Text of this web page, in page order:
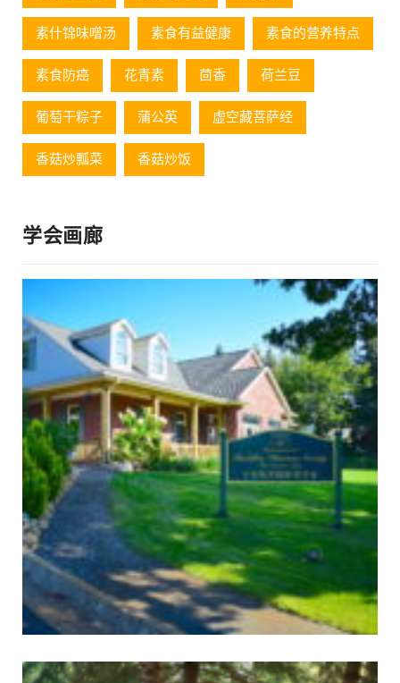
素什锦味噌汤 素食有益健康 素食的营养特点
素食防癌 花青素 茴香 荷兰豆
葡萄⼲粽⼦ 蒲公英 虚空藏菩萨经
香菇炒瓢菜 香菇炒饭
学会画廊